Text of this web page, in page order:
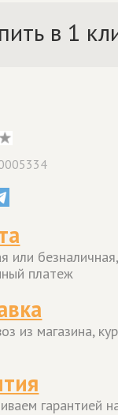
в 1
или
платеж
из магазина,
гарантией